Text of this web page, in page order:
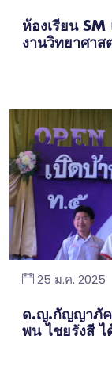
ห้องเรียน
งานวิทยาศา
25 ม.ค. 2025
ด.ญ.กัญญาภัค
พน ไชยรังสี ไ